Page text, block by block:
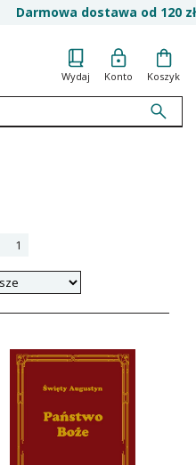
Darmowa dostawa od 120 zł
Wydaj Konto Koszyk
1